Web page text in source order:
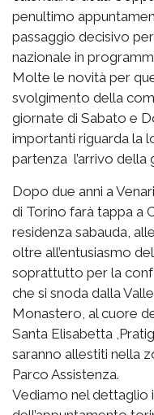
penultimo
passaggio decisivo
nazionale in
Molte le novità per
svolgimento della
giornate di Sabato e
importanti riguarda la
partenza l’arrivo della
Dopo due anni a
di Torino farà tappa a
residenza sabauda,
oltre all’entusiasmo
soprattutto per la
che si snoda dalla
Monastero, al cuore
Santa Elisabetta
saranno allestiti nella
Parco Assistenza.
Vediamo nel dettaglio